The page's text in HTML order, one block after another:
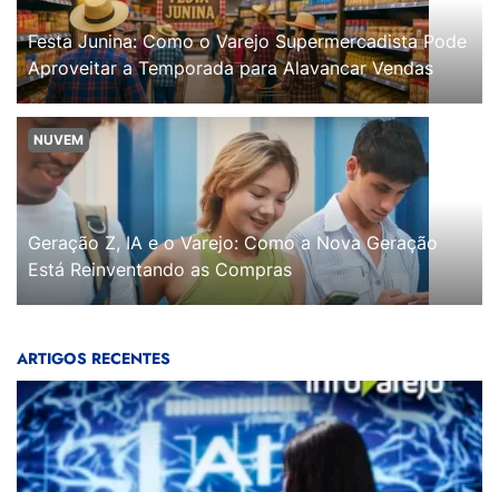
Festa Junina: Como o Varejo Supermercadista Pode
Aproveitar a Temporada para Alavancar Vendas
NUVEM
Geração Z, IA e o Varejo: Como a Nova Geração
Está Reinventando as Compras
ARTIGOS RECENTES